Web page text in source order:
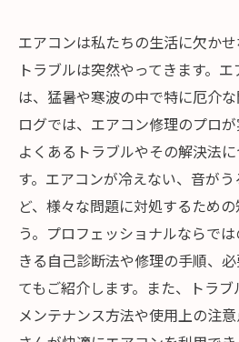
エアコンは私たちの生活に欠か
トラブルは突然やってきます。
は、猛暑や寒波の中で特に厄介
ログでは、エアコン修理のプロが
よくあるトラブルやその解決法
す。エアコンが冷えない、音が
ど、様々な問題に対処するため
う。プロフェッショナルならで
きる自己診断法や修理の手順、
てもご紹介します。また、トラ
メンテナンス方法や使用上の注